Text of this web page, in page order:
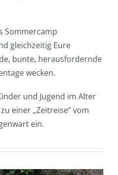
Sommercamp
gleichzeitig Eure
bunte, herausfordernde
wecken.
und Jugend im Alter
einer „Zeitreise“ vom
ein.